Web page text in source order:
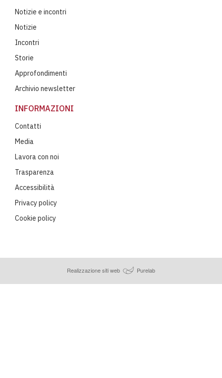
Notizie e incontri
Notizie
Incontri
Storie
Approfondimenti
Archivio newsletter
INFORMAZIONI
Contatti
Media
Lavora con noi
Trasparenza
Accessibilità
Privacy policy
Cookie policy
Realizzazione siti web Purelab